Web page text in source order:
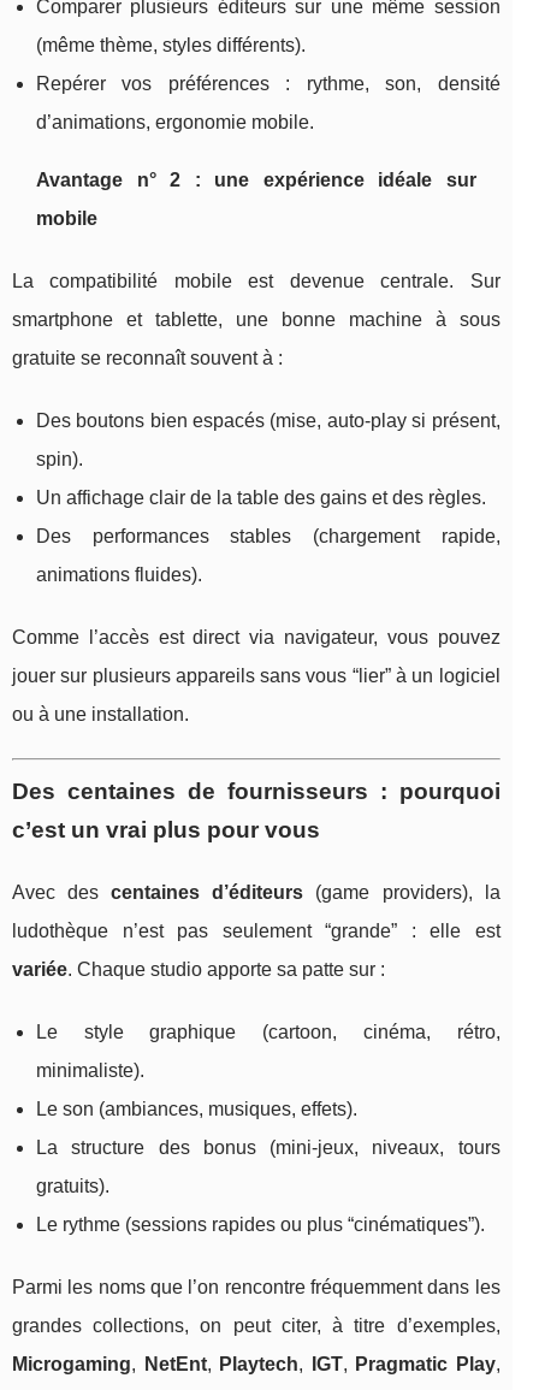
Comparer plusieurs éditeurs sur une même session
(même thème, styles différents).
Repérer vos préférences : rythme, son, densité
d’animations, ergonomie mobile.
Avantage n° 2 : une expérience idéale sur
mobile
La compatibilité mobile est devenue centrale. Sur
smartphone et tablette, une bonne machine à sous
gratuite se reconnaît souvent à :
Des boutons bien espacés (mise, auto-play si présent,
spin).
Un affichage clair de la table des gains et des règles.
Des performances stables (chargement rapide,
animations fluides).
Comme l’accès est direct via navigateur, vous pouvez
jouer sur plusieurs appareils sans vous “lier” à un logiciel
ou à une installation.
Des centaines de fournisseurs : pourquoi
c’est un vrai plus pour vous
Avec descentaines d’éditeurs (game providers), la
ludothèque n’est pas seulement “grande” : elle est
variée. Chaque studio apporte sa patte sur :
Le style graphique (cartoon, cinéma, rétro,
minimaliste).
Le son (ambiances, musiques, effets).
La structure des bonus (mini-jeux, niveaux, tours
gratuits).
Le rythme (sessions rapides ou plus “cinématiques”).
Parmi les noms que l’on rencontre fréquemment dans les
grandes collections, on peut citer, à titre d’exemples,
Microgaming, NetEnt, Playtech, IGT, Pragmatic Play,